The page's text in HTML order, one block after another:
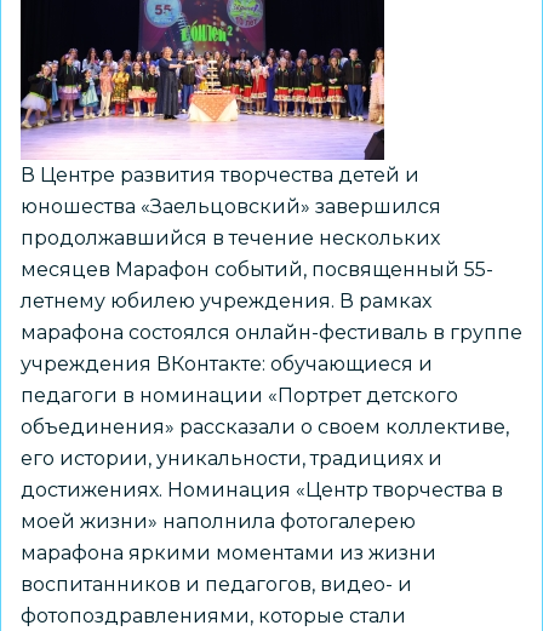
В Центре развития творчества детей и
юношества «Заельцовский» завершился
продолжавшийся в течение нескольких
месяцев Марафон событий, посвященный 55-
летнему юбилею учреждения. В рамках
марафона состоялся онлайн-фестиваль в группе
учреждения ВКонтакте: обучающиеся и
педагоги в номинации «Портрет детского
объединения» рассказали о своем коллективе,
его истории, уникальности, традициях и
достижениях. Номинация «Центр творчества в
моей жизни» наполнила фотогалерею
марафона яркими моментами из жизни
воспитанников и педагогов, видео- и
фотопоздравлениями, которые стали